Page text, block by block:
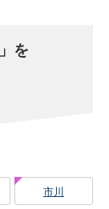
を
市川